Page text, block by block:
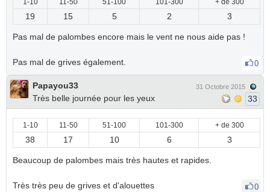
1-10 11-50 51-100 101-300 + de 300
19 15 5 2 3
Pas mal de palombes encore mais le vent ne nous aide pas !
Pas mal de grives également. 0
Papayou33
Très belle journée pour les yeux
31 Octobre 2015
33
1-10 11-50 51-100 101-300 + de 300
38 17 10 6 3
Beaucoup de palombes mais très hautes et rapides.
Très très peu de grives et d'alouettes 0